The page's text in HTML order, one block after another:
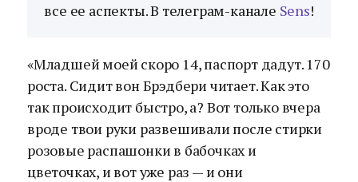
все ее аспекты. В телеграм-канале Sens!
«Младшей моей скоро 14, паспорт дадут. 170
роста. Сидит вон Брэдбери читает. Как это
так происходит быстро, а? Вот только вчера
вроде твои руки развешивали после стирки
розовые распашонки в бабочках и
цветочках, и вот уже раз — и они